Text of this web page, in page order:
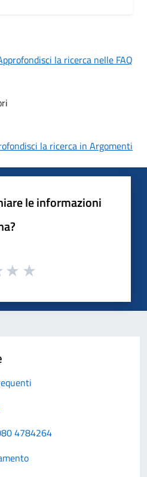
la ricerca nelle FAQ
la ricerca in Argomenti
le informazioni
4784264